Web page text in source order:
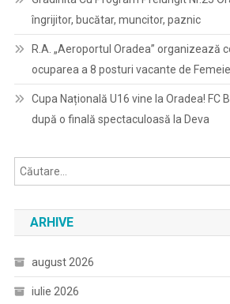
îngrijitor, bucătar, muncitor, paznic
R.A. „Aeroportul Oradea” organizează
ocuparea a 8 posturi vacante de
Cupa Națională U16 vine la Oradea! FC
după o finală spectaculoasă la Deva
ARHIVE
august 2026
iulie 2026